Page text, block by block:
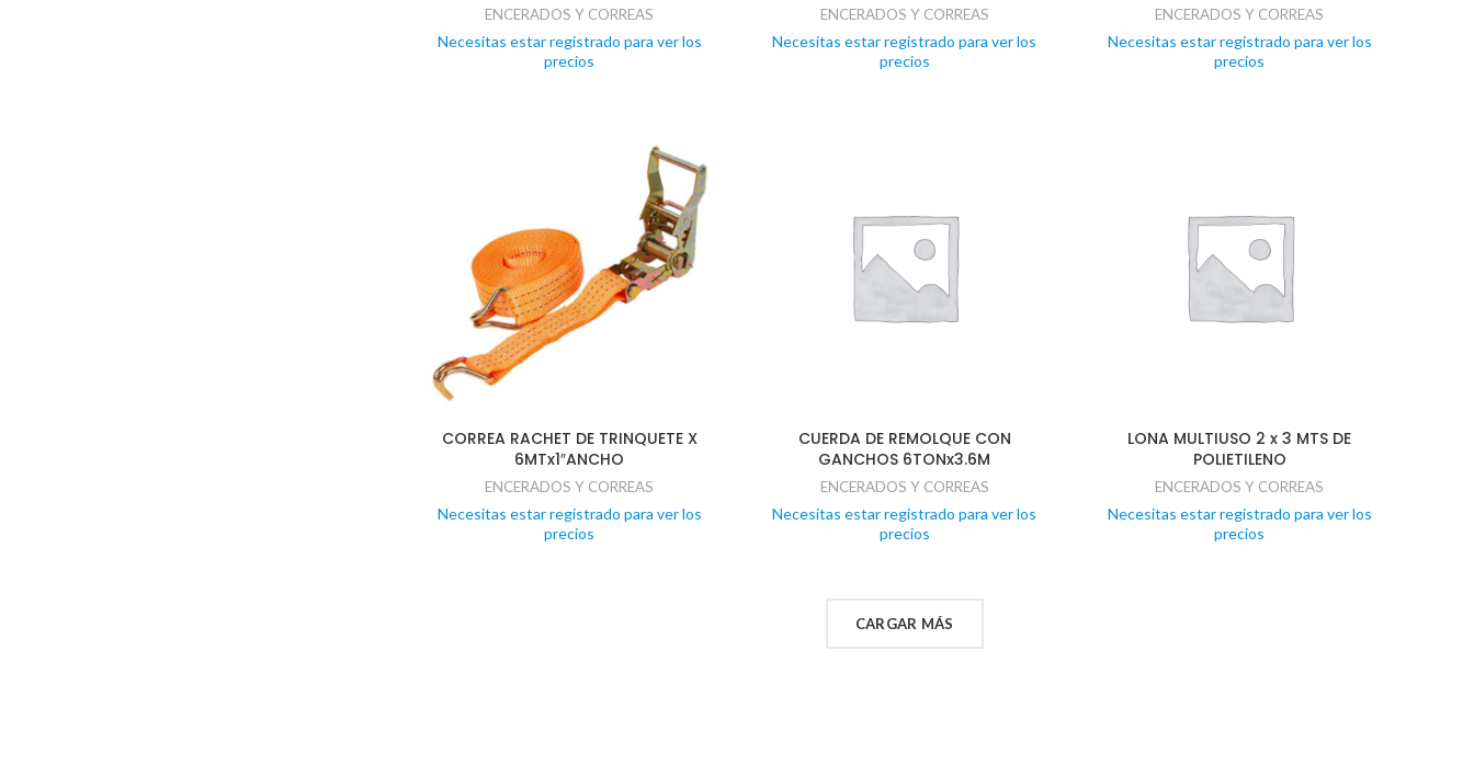
ENCERADOS Y CORREAS
Necesitas estar registrado para ver los
precios
ENCERADOS Y CORREAS
Necesitas estar registrado para ver los
precios
ENCERADOS Y CORREAS
Necesitas estar registrado para ver los
precios
CORREA RACHET DE TRINQUETE X
6MTx1″ANCHO
ENCERADOS Y CORREAS
Necesitas estar registrado para ver los
precios
CUERDA DE REMOLQUE CON
GANCHOS 6TONx3.6M
ENCERADOS Y CORREAS
Necesitas estar registrado para ver los
precios
LONA MULTIUSO 2 x 3 MTS DE
POLIETILENO
ENCERADOS Y CORREAS
Necesitas estar registrado para ver los
precios
CARGAR MÁS